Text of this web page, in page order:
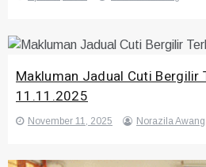
Makluman Jadual Cuti Bergilir
11.11.2025
November 11, 2025 Norazila Awang